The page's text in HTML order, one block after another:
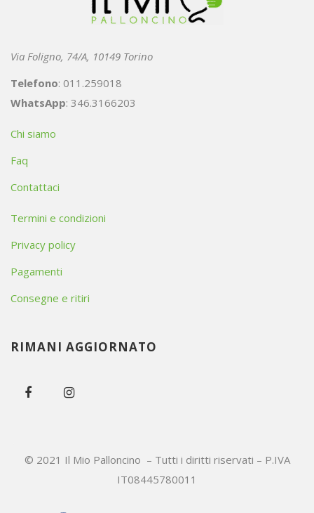
Via Foligno, 74/A, 10149 Torino
Telefono: 011.259018
WhatsApp: 346.3166203
Chi siamo
Faq
Contattaci
Termini e condizioni
Privacy policy
Pagamenti
Consegne e ritiri
RIMANI AGGIORNATO
© 2021 Il Mio Palloncino – Tutti i diritti riservati – P.IVA
IT08445780011